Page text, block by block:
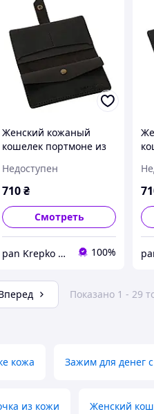
Женский кожаный
кошелек портмоне из
ручной работы черный
Promin на кнопке
Недоступен
710₴
Смотреть
pan Krepko » кожаные изделия ручной работы 100%
Показано 1 - 29
кожа Зажим для денег
из кожи Женский